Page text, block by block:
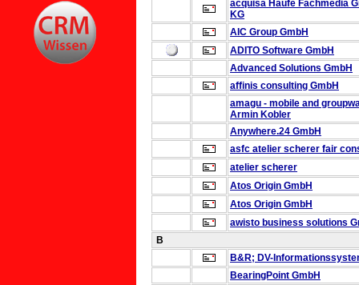
acquisa Haufe Fachmedia
KG
AIC Group GmbH
ADITO Software GmbH
Advanced Solutions GmbH
affinis consulting GmbH
amagu - mobile and
Armin Kobler
Anywhere.24 GmbH
asfc atelier scherer fair
atelier scherer
Atos Origin GmbH
Atos Origin GmbH
awisto business solutions
B
B&R; DV-
BearingPoint GmbH